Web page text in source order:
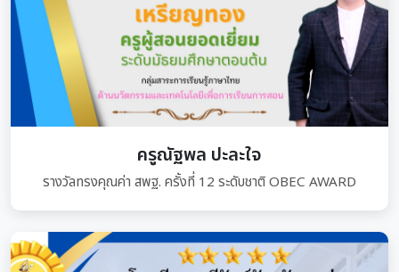
ครูณัฐพล ปะละใจ
รางวัลทรงคุณค่า สพฐ. ครั้งที่ 12 ระดับชาติ OBEC AWARD